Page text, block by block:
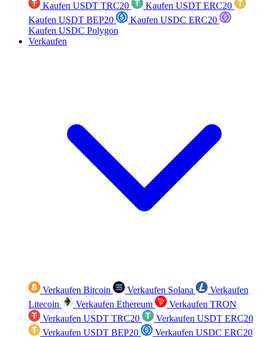
Kaufen USDT TRC20
Kaufen USDT ERC20
Kaufen USDT BEP20
Kaufen USDC ERC20
Kaufen USDC Polygon
Verkaufen
Verkaufen Bitcoin Verkaufen Solana
Verkaufen
Litecoin
Verkaufen Ethereum
Verkaufen TRON
Verkaufen USDT TRC20
Verkaufen USDT ERC20
Verkaufen USDT BEP20
Verkaufen USDC ERC20